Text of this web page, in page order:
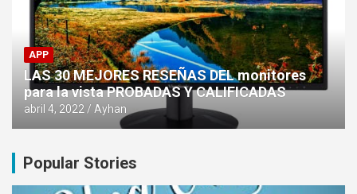
APP
LAS 30 MEJORES RESEÑAS DEL monitores
para la vista PROBADAS Y CALIFICADAS
abril 4, 2022 Ayhan
Popular Stories